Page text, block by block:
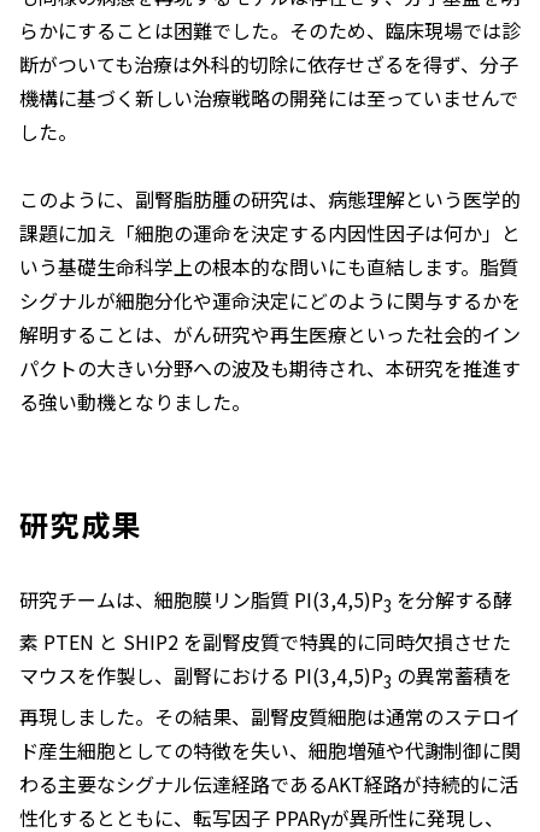
らかにすることは困難でした。そのため、臨床現場では診
断がついても治療は外科的切除に依存せざるを得ず、分子
機構に基づく新しい治療戦略の開発には至っていませんで
した。
このように、副腎脂肪腫の研究は、病態理解という医学的
課題に加え「細胞の運命を決定する内因性因子は何か」と
いう基礎生命科学上の根本的な問いにも直結します。脂質
シグナルが細胞分化や運命決定にどのように関与するかを
解明することは、がん研究や再生医療といった社会的イン
パクトの大きい分野への波及も期待され、本研究を推進す
る強い動機となりました。
研究成果
研究チームは、細胞膜リン脂質 PI(3,4,5)P3 を分解する酵
素 PTEN と SHIP2 を副腎皮質で特異的に同時欠損させた
マウスを作製し、副腎における PI(3,4,5)P3 の異常蓄積を
再現しました。その結果、副腎皮質細胞は通常のステロイ
ド産生細胞としての特徴を失い、細胞増殖や代謝制御に関
わる主要なシグナル伝達経路であるAKT経路が持続的に活
性化するとともに、転写因子 PPARγが異所性に発現し、